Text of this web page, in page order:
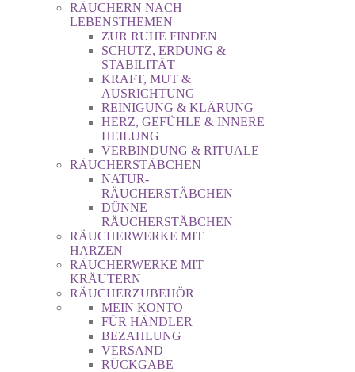
RÄUCHERN NACH
LEBENSTHEMEN
ZUR RUHE FINDEN
SCHUTZ, ERDUNG &
STABILITÄT
KRAFT, MUT &
AUSRICHTUNG
REINIGUNG & KLÄRUNG
HERZ, GEFÜHLE & INNERE
HEILUNG
VERBINDUNG & RITUALE
RÄUCHERSTÄBCHEN
NATUR-
RÄUCHERSTÄBCHEN
DÜNNE
RÄUCHERSTÄBCHEN
RÄUCHERWERKE MIT
HARZEN
RÄUCHERWERKE MIT
KRÄUTERN
RÄUCHERZUBEHÖR
MEIN KONTO
FÜR HÄNDLER
BEZAHLUNG
VERSAND
RÜCKGABE